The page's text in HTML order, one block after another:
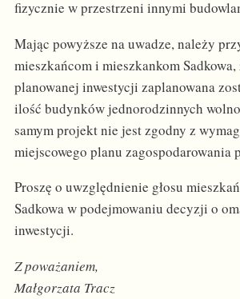
fizycznie w przestrzeni innymi
Mając powyższe na uwadze, należy
mieszkańcom i mieszkankom Sadkowa,
planowanej inwestycji zaplanowana
ilość budynków jednorodzinnych
samym projekt nie jest zgodny z
miejscowego planu zagospodarowania
Proszę o uwzględnienie głosu
Sadkowa w podejmowaniu decyzji o
inwestycji.
Z poważaniem,
Małgorzata Tracz